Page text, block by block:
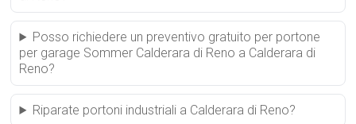
Posso richiedere un preventivo gratuito per portone
per garage Sommer Calderara di Reno a Calderara di
Reno?
Riparate portoni industriali a Calderara di Reno?